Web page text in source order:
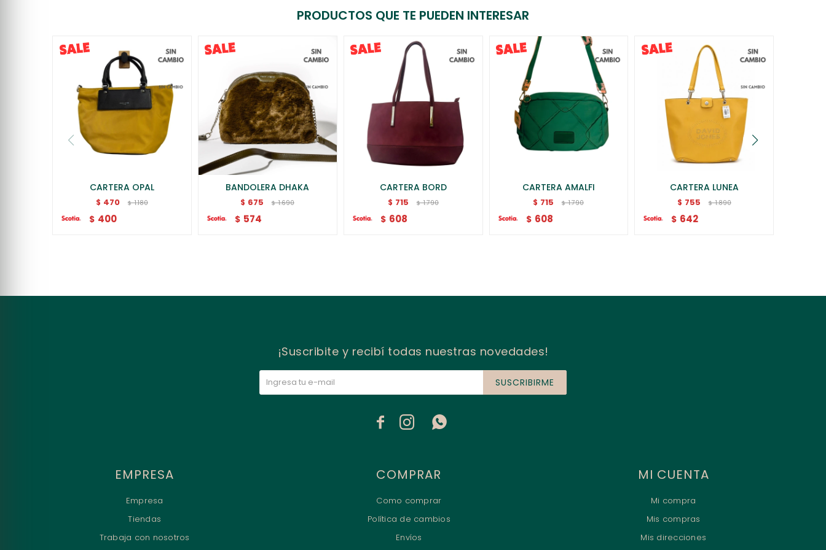
PRODUCTOS QUE TE PUEDEN INTERESAR
CARTERA OPAL
$ 470 $ 1.180
$ 400
BANDOLERA DHAKA
$ 675 $ 1.690
$ 574
CARTERA BORD
$ 715 $ 1.790
$ 608
CARTERA AMALFI
$ 715 $ 1.790
$ 608
CARTERA LUNEA
$ 755 $ 1.890
$ 642
EMPRESA
Empresa
Tiendas
Trabaja con nosotros
COMPRAR
Como comprar
Política de cambios
Envíos
MI CUENTA
Mi compra
Mis compras
Mis direcciones
¡Suscribite y recibí todas nuestras novedades!
SUSCRIBIRME
  